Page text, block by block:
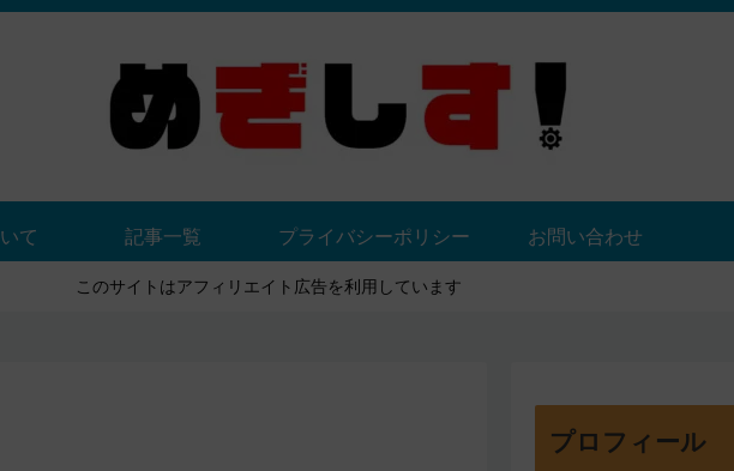
て 記事一覧 プライバシーポリシー お問い合わせ
このサイトはアフィリエイト広告を利用しています
プロフィール